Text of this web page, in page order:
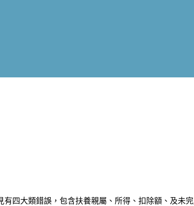
有四大類錯誤，包含扶養親屬、所得、扣除額、及未